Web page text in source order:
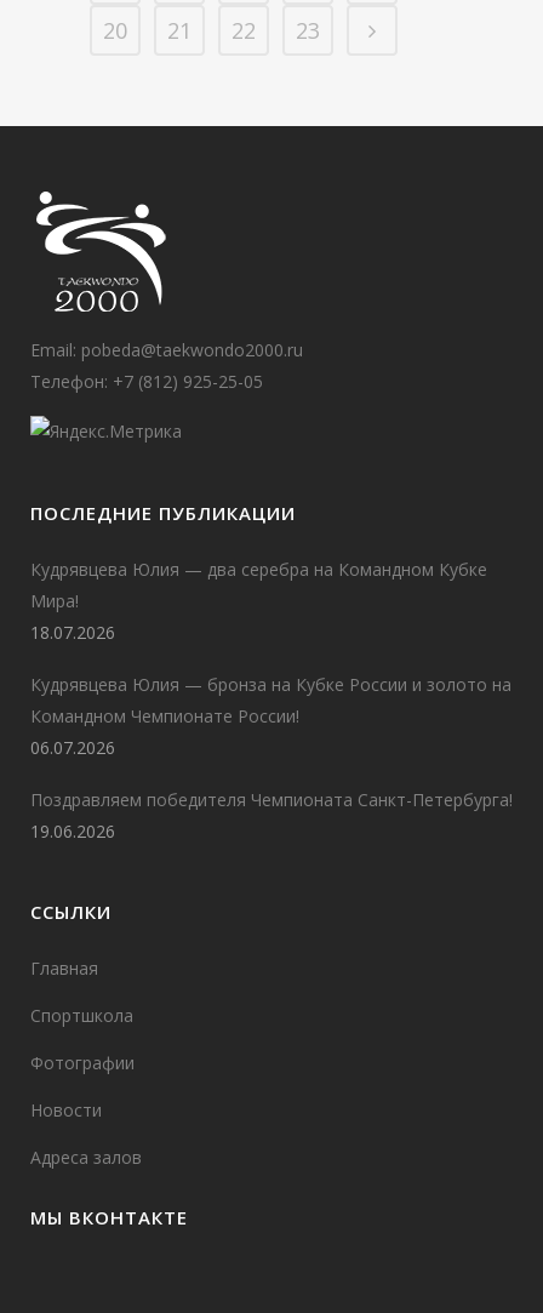
20
21 22 23
Email: pobeda@taekwondo2000.ru
Телефон: +7 (812) 925-25-05
ПОСЛЕДНИЕ ПУБЛИКАЦИИ
Кудрявцева Юлия — два серебра на Командном Кубке
Мира!
18.07.2026
Кудрявцева Юлия — бронза на Кубке России и золото на
Командном Чемпионате России!
06.07.2026
Поздравляем победителя Чемпионата Санкт-Петербурга!
19.06.2026
ССЫЛКИ
Главная
Спортшкола
Фотографии
Новости
Адреса залов
МЫ ВКОНТАКТЕ